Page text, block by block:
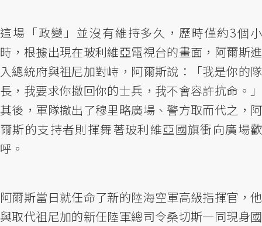
這場「政變」並沒有維持多久，歷時僅約3個小
時，根據出現在玻利維亞電視台的畫面，阿爾斯進
入總統府與祖尼加對峙，阿爾斯說：「我是你的隊
長，我要求你撤回你的士兵，我不會容許抗命。」
其後，軍隊撤出了穆里略廣場、警方取而代之，阿
爾斯的支持者則揮舞著玻利維亞國旗衝向廣場歡
呼。
阿爾斯當日就任命了新的陸海空軍高級指揮官，他
與取代祖尼加的新任陸軍總司令桑切斯一同現身國